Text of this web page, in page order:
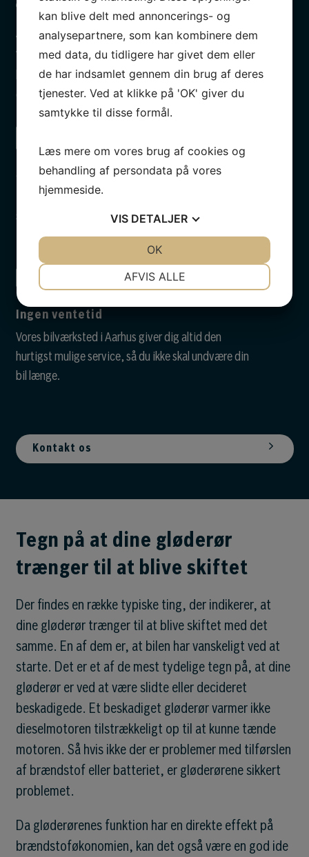
Altid gratis lånebil
Vi har altid en lånebil klar til dig, så du er godt
kørende, mens din mekaniker i Aarhus tager sig af
din bil.
Serviceaftale
På vores autoværksted i Aarhus kan du tegne en fast
serviceaftale. Den giver dig adgang til mange
fordele billigt.
Ingen ventetid
Vores bilværksted i Aarhus giver dig altid den
hurtigst mulige service, så du ikke skal undvære din
bil længe.
Kontakt os
Tegn på at dine gløderør
trænger til at blive skiftet
Der findes en række typiske ting, der indikerer, at
dine gløderør trænger til at blive skiftet med det
samme. En af dem er, at bilen har vanskeligt ved at
starte. Det er et af de mest tydelige tegn på, at dine
gløderør er ved at være slidte eller decideret
beskadigede. Et beskadiget gløderør varmer ikke
dieselmotoren tilstrækkeligt op til at kunne tænde
motoren. Så hvis ikke der er problemer med tilførslen
af brændstof eller batteriet, er gløderørene sikkert
problemet.
Da gløderørenes funktion har en direkte effekt på
brændstoføkonomien, kan det også være en god ide
kan blive delt med annoncerings- og
analysepartnere, som kan kombinere dem
med data, du tidligere har givet dem eller
de har indsamlet gennem din brug af deres
tjenester. Ved at klikke på 'OK' giver du
samtykke til disse formål.
Læs mere om vores brug af cookies og
behandling af persondata på vores
hjemmeside.
VIS DETALJER
MARKETING
AFVIS ALLE
OK